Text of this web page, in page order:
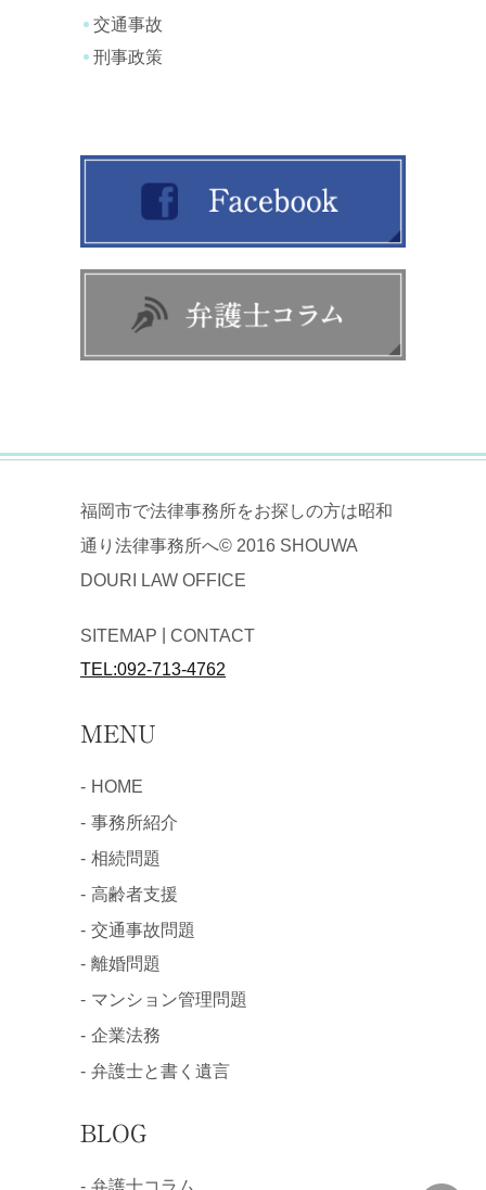
交通事故
刑事政策
福岡市で法律事務所をお探しの方は昭和
通り法律事務所へ© 2016 SHOUWA
DOURI LAW OFFICE
SITEMAP
CONTACT
TEL:092-713-4762
MENU
HOME
事務所紹介
相続問題
高齢者支援
交通事故問題
離婚問題
マンション管理問題
企業法務
弁護士と書く遺言
BLOG
弁護士コラム